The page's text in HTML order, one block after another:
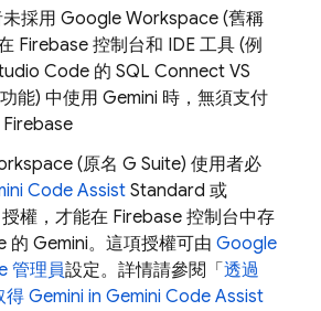
採用 Google Workspace (舊稱
Firebase 控制台和 IDE 工具 (例
Code 的 SQL Connect VS
能) 中使用 Gemini 時，無須支付
Firebase
(原名 G Suite) 使用者必
Code Assist Standard 或
權，才能在 Firebase 控制台中存
的 Gemini。這項授權可由 Google
管理員設定。詳情請參閱「 透過
得 Gemini in Gemini Code Assist